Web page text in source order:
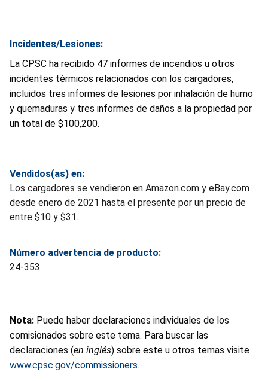
Incidentes/Lesiones:
La CPSC ha recibido 47 informes de incendios u otros
incidentes térmicos relacionados con los cargadores,
incluidos tres informes de lesiones por inhalación de humo
y quemaduras y tres informes de daños a la propiedad por
un total de $100,200.
Vendidos(as) en:
Los cargadores se vendieron en Amazon.com y eBay.com
desde enero de 2021 hasta el presente por un precio de
entre $10 y $31.
Número advertencia de producto:
24-353
Nota: Puede haber declaraciones individuales de los
comisionados sobre este tema. Para buscar las
declaraciones (en inglés) sobre este u otros temas visite
www.cpsc.gov/commissioners.